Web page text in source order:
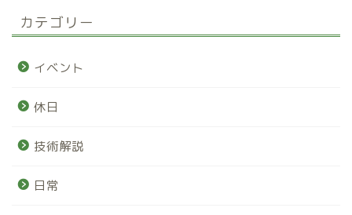
カテゴリー
イベント
休日
技術解説
日常